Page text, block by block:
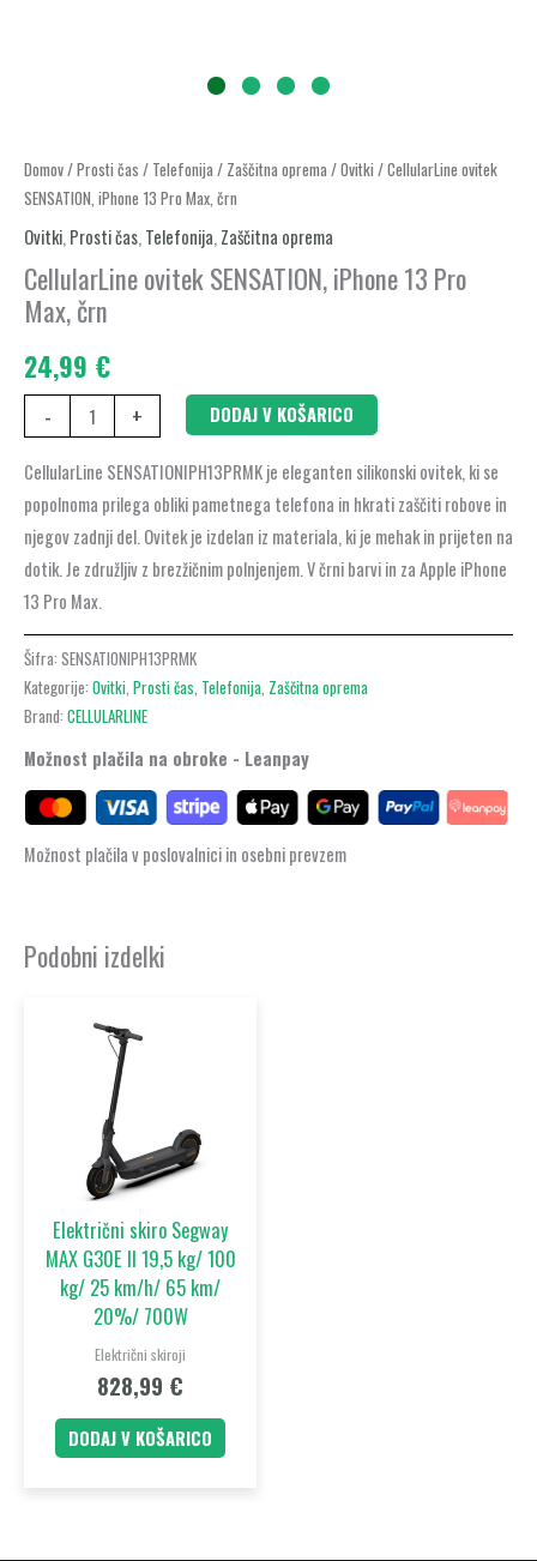
Domov/Prosti čas / Telefonija/ Zaščitna oprema/Ovitki / CellularLine ovitek
SENSATION, iPhone 13 Pro Max, črn
Ovitki, Prosti čas, Telefonija, Zaščitna oprema
CellularLine ovitek SENSATION, iPhone 13 Pro
Max, črn
24,99 €
-
CellularLine
ovitek
SENSATION,
iPhone
13
Max,
črn
količina
+ DODAJ V KOŠARICO
CellularLine SENSATIONIPH13PRMK je eleganten silikonski ovitek, ki se
popolnoma prilega obliki pametnega telefona in hkrati zaščiti robove in
njegov zadnji del. Ovitek je izdelan iz materiala, ki je mehak in prijeten na
dotik. Je združljiv z brezžičnim polnjenjem. V črni barvi in za Apple iPhone
13 Pro Max.
Šifra: SENSATIONIPH13PRMK
Kategorije: Ovitki Prosti čas Telefonija Zaščitna oprema
Brand: CELLULARLINE
Možnost plačila na obroke - Leanpay
Možnost plačila v poslovalnici in osebni prevzem
Podobni izdelki
Električni skiro Segway
MAX G30E II 19,5 kg/ 100
kg/ 25 km/h/ 65 km/
20%/ 700W
Električni skiroji
828,99 €
DODAJ V KOŠARICO